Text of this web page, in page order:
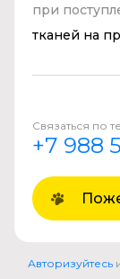
при
тканей на
Связаться по
+7 988
Авторизуйтесь